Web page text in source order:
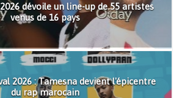
dévoile un line-up de 55 artistes
venus de 16 pays
2026 : Tamesna devient l'épicentre
du rap marocain